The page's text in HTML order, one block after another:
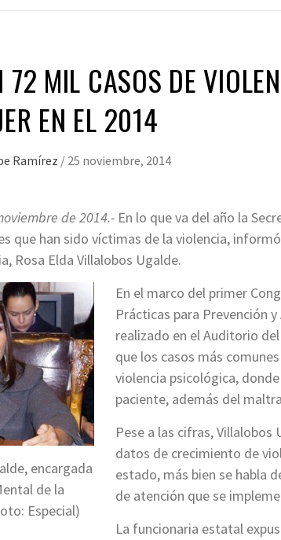
72 MIL CASOS DE
EN EL 2014
Ramírez / 25 noviembre, 2014
de 2014.- En lo que va del año la
que han sido víctimas de la violencia,
Rosa Elda Villalobos Ugalde.
encargada
de la
Especial)
En el marco del primer
Prácticas para Prevención
realizado en el Auditorio
que los casos más
violencia psicológica,
paciente, además del
Pese a las cifras,
datos de crecimiento de
estado, más bien se habla
de atención que se
La funcionaria estatal